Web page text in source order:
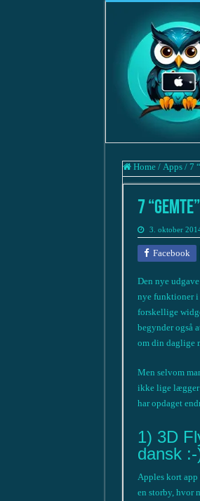
Home / Apps / 7
7
3. oktober
Facebook
Den nye
nye funktioner i
forskellige
begynder også
om din daglige
Men selvom
ikke lige lægger
har opdaget
1) 3D
dansk
Apples kort
en storby, hvor